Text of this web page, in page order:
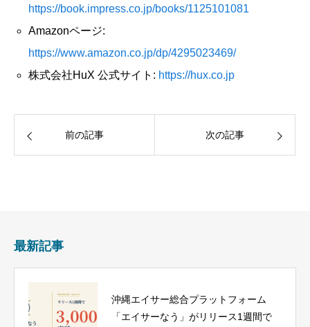
https://book.impress.co.jp/books/1125101081
Amazonページ:
https://www.amazon.co.jp/dp/4295023469/
株式会社HuX 公式サイト: https://hux.co.jp
前の記事 次の記事
最新記事
沖縄エイサー総合プラットフォーム
「エイサーなう」がリリース1週間で